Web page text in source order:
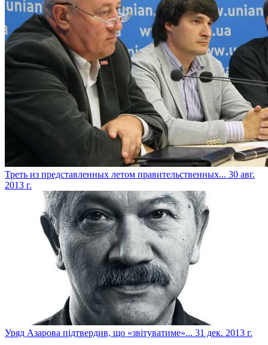
Треть из представленных летом правительственных... 30 авг.
2013 г.
Уряд Азарова підтвердив, що «звітуватиме»... 31 дек. 2013 г.